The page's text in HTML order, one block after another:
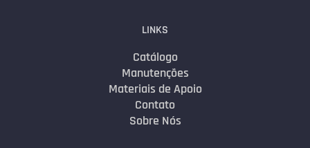
LINKS
Catálogo
Manutenções
Materiais de Apoio
Contato
Sobre Nós